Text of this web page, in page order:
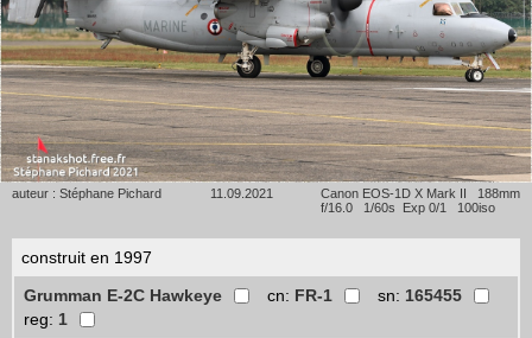
auteur : Stéphane Pichard 11.09.2021
Canon EOS-1D X Mark II 188mm
f/16.0 1/60s Exp 0/1 100iso
construit en 1997
Grumman E-2C Hawkeye
cn: FR-1 sn: 165455
reg: 1